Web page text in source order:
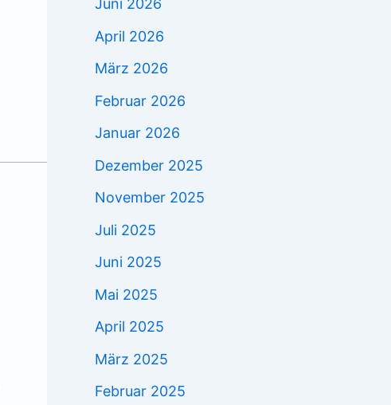
Juni 2026
April 2026
März 2026
Februar 2026
Januar 2026
Dezember 2025
November 2025
Juli 2025
Juni 2025
Mai 2025
April 2025
März 2025
Februar 2025